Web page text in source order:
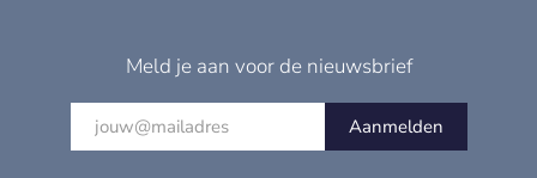
Meld je aan voor de nieuwsbrief
Aanmelden